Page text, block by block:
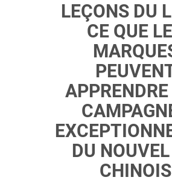
LEÇONS DU
CE QUE
APPRENDRE
DU
CHINOIS